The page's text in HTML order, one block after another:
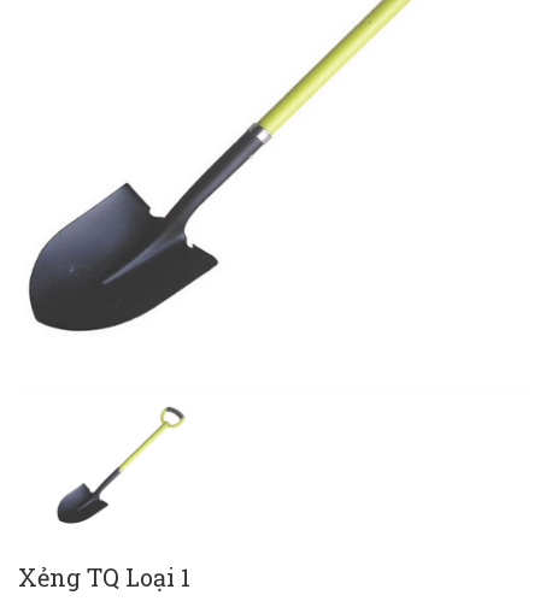
Xẻng TQ Loại 1